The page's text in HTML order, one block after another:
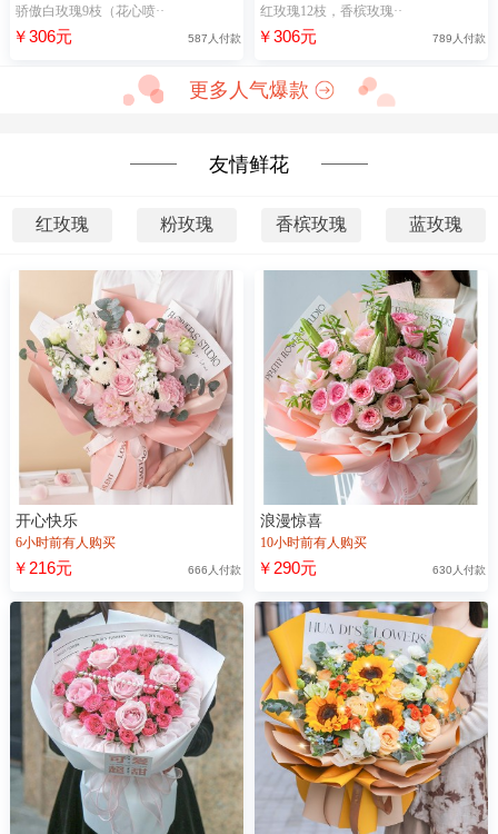
骄傲白玫瑰9枝（花心喷··
￥306元 587人付款
红玫瑰12枝，香槟玫瑰··
￥306元 789人付款
更多人气爆款
友情鲜花
红玫瑰 粉玫瑰 香槟玫瑰 蓝玫瑰
开心快乐
6小时前有人购买
￥216元 666人付款
浪漫惊喜
10小时前有人购买
￥290元 630人付款